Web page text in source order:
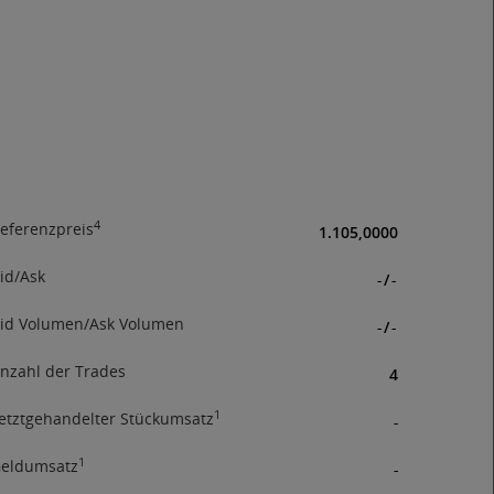
4 1.105,0000
Ask -/-
Volumen/Ask Volumen -/-
der Trades 4
Stückumsatz1 -
1 -